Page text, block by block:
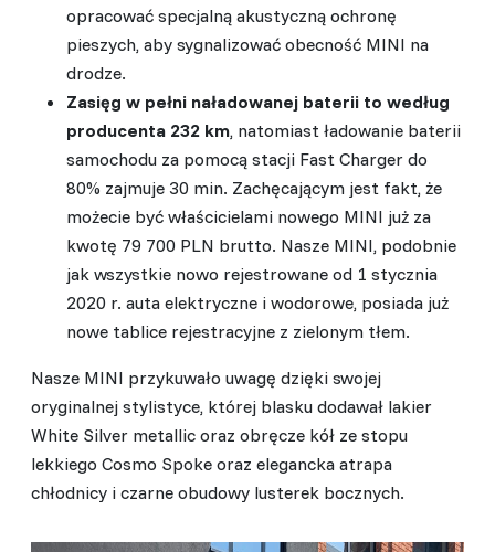
opracować specjalną akustyczną ochronę
pieszych, aby sygnalizować obecność MINI na
drodze.
Zasięg w pełni naładowanej baterii to według
producenta 232 km, natomiast ładowanie baterii
samochodu za pomocą stacji Fast Charger do
80% zajmuje 30 min. Zachęcającym jest fakt, że
możecie być właścicielami nowego MINI już za
kwotę 79 700 PLN brutto. Nasze MINI, podobnie
jak wszystkie nowo rejestrowane od 1 stycznia
2020 r. auta elektryczne i wodorowe, posiada już
nowe tablice rejestracyjne z zielonym tłem.
Nasze MINI przykuwało uwagę dzięki swojej
oryginalnej stylistyce, której blasku dodawał lakier
White Silver metallic oraz obręcze kół ze stopu
lekkiego Cosmo Spoke oraz elegancka atrapa
chłodnicy i czarne obudowy lusterek bocznych.